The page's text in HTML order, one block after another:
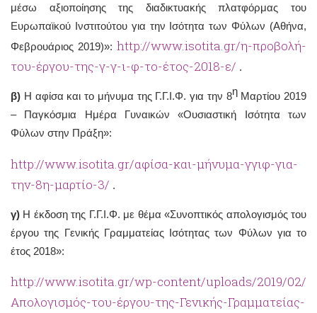
μέσω αξιοποίησης της διαδικτυακής πλατφόρμας του
Ευρωπαϊκού Ινστιτούτου για την Ισότητα των Φύλων (Αθήνα,
Φεβρουάριος 2019)»: http://www.isotita.gr/η-προβολή-
του-έργου-της-γ-γ-ι-φ-το-έτος-2018-ε/ .
β) Η αφίσα και το μήνυμα της Γ.Γ.Ι.Φ. για την 8ηΜαρτίου 2019
– Παγκόσμια Ημέρα Γυναικών «Ουσιαστική Ισότητα των
Φύλων στην Πράξη»:
http://www.isotita.gr/αφίσα-και-μήνυμα-γγιφ-για-
την-8η-μαρτίο-3/ .
γ) Η έκδοση της Γ.Γ.Ι.Φ. με θέμα «Συνοπτικός απολογισμός του
έργου της Γενικής Γραμματείας Ισότητας των Φύλων για το
έτος 2018»:
http://www.isotita.gr/wp-content/uploads/2019/02/
Απολογισμός-του-έργου-της-Γενικής-Γραμματείας-